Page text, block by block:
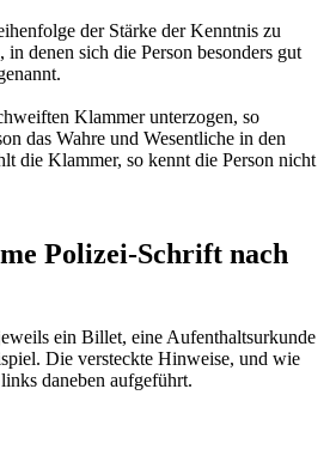
der Stärke der Kenntnis zu
in denen sich die Person besonders gut
Klammer unterzogen, so
das Wahre und Wesentliche in den
die Klammer, so kennt die Person nicht
Polizei-Schrift nach
ein Billet, eine Aufenthaltsurkunde
Die versteckte Hinweise, und wie
daneben aufgeführt.